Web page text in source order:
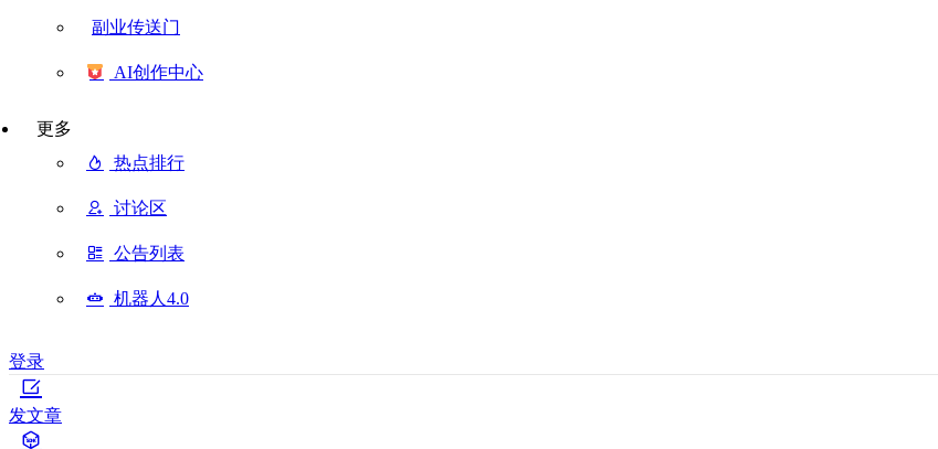
副业传送门
AI创作中心
更多
热点排行
讨论区
公告列表
机器人4.0
登录
发文章